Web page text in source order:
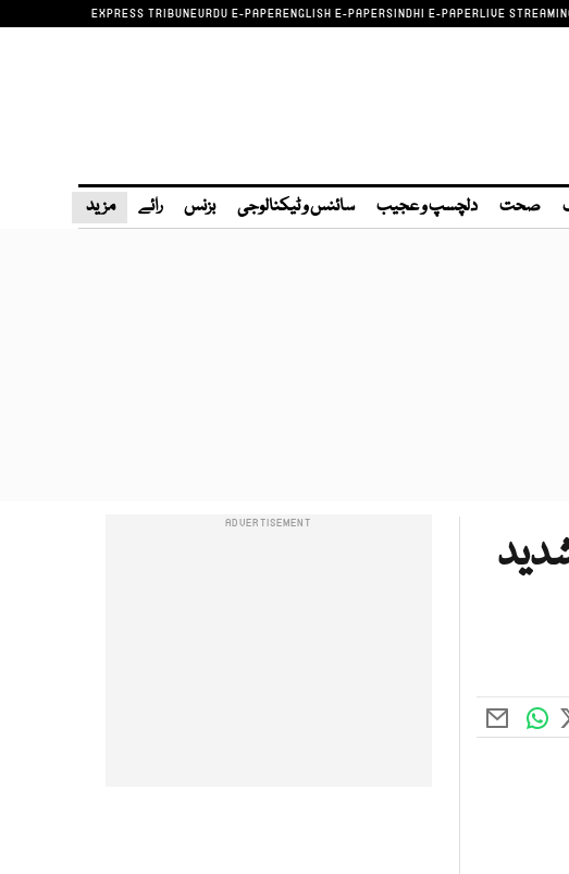
EXPRESS TRIBUNEURDU E-PAPERENGLISH E-PAPERSINDHI E-PAPERLIVE
صحت دلچسپ و عجیب سائنس و ٹیکنالوجی بزنس رائے مزید